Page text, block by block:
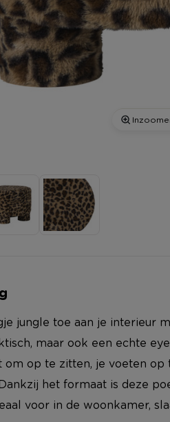
jungle toe aan je interieur
maar ook een echte
om op te zitten, je voeten
het formaat is deze
voor in de woonkamer,